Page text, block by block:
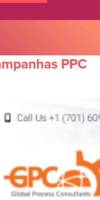
PPC